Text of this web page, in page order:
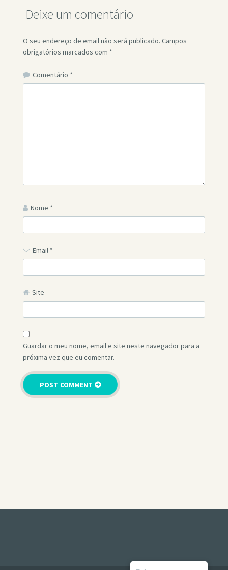
Deixe um comentário
O seu endereço de email não será publicado. Campos
obrigatórios marcados com *
Comentário *
Nome *
Email *
Site
Guardar o meu nome, email e site neste navegador para a
próxima vez que eu comentar.